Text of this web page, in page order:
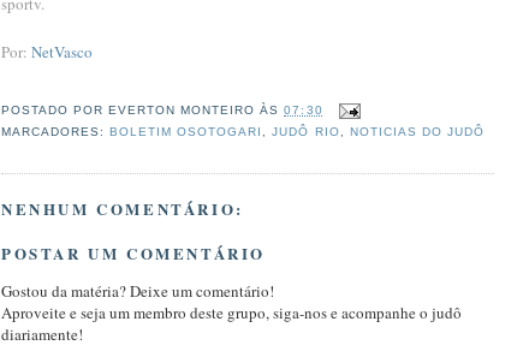
Por: NetVasco
POSTADO POR EVERTON MONTEIRO ÀS07:30
MARCADORES:BOLETIM OSOTOGARI ,JUDÔ RIO, NOTICIAS DO JUDÔ
NENHUM COMENTÁRIO:
POSTAR UM COMENTÁRIO
Gostou da matéria? Deixe um comentário!
Aproveite e seja um membro deste grupo, siga-nos e acompanhe o judô
diariamente!